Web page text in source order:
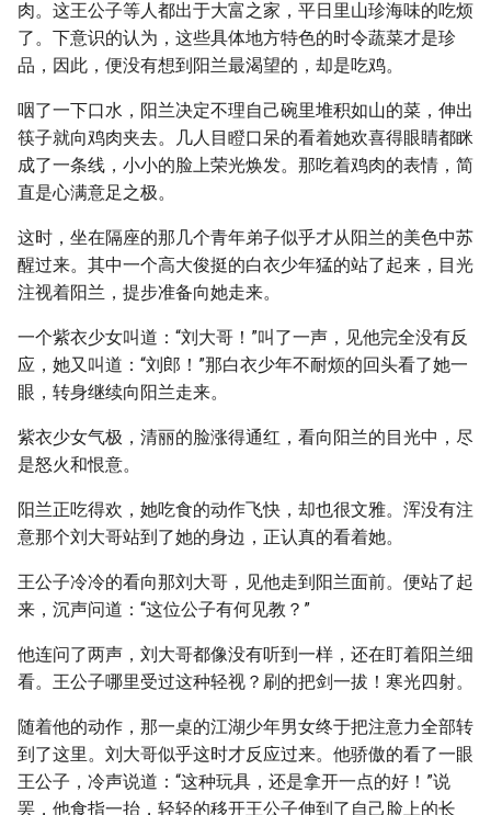
肉。这王公子等人都出于大富之家，平日里山珍海味的吃烦
了。下意识的认为，这些具体地方特色的时令蔬菜才是珍
品，因此，便没有想到阳兰最渴望的，却是吃鸡。
咽了一下口水，阳兰决定不理自己碗里堆积如山的菜，伸出
筷子就向鸡肉夹去。几人目瞪口呆的看着她欢喜得眼睛都眯
成了一条线，小小的脸上荣光焕发。那吃着鸡肉的表情，简
直是心满意足之极。
这时，坐在隔座的那几个青年弟子似乎才从阳兰的美色中苏
醒过来。其中一个高大俊挺的白衣少年猛的站了起来，目光
注视着阳兰，提步准备向她走来。
一个紫衣少女叫道：“刘大哥！”叫了一声，见他完全没有反
应，她又叫道：“刘郎！”那白衣少年不耐烦的回头看了她一
眼，转身继续向阳兰走来。
紫衣少女气极，清丽的脸涨得通红，看向阳兰的目光中，尽
是怒火和恨意。
阳兰正吃得欢，她吃食的动作飞快，却也很文雅。浑没有注
意那个刘大哥站到了她的身边，正认真的看着她。
王公子冷冷的看向那刘大哥，见他走到阳兰面前。便站了起
来，沉声问道：“这位公子有何见教？”
他连问了两声，刘大哥都像没有听到一样，还在盯着阳兰细
看。王公子哪里受过这种轻视？刷的把剑一拔！寒光四射。
随着他的动作，那一桌的江湖少年男女终于把注意力全部转
到了这里。刘大哥似乎这时才反应过来。他骄傲的看了一眼
王公子，冷声说道：“这种玩具，还是拿开一点的好！”说
罢，他食指一抬，轻轻的移开王公子伸到了自己脸上的长